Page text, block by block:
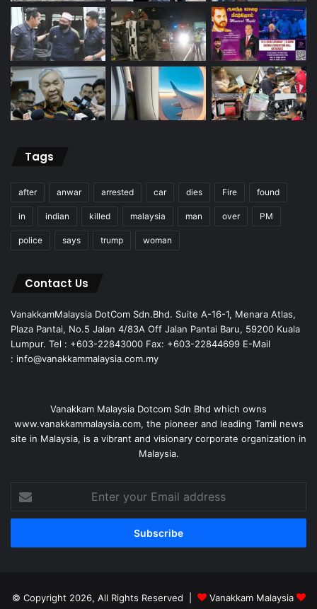
Tags
after anwar arrested car dies Fire found
in indian killed malaysia man over PM
police says trump woman
Contact Us
VanakkamMalaysia DotCom Sdn.Bhd. Suite A-16-1, Menara Atlas,
Plaza Pantai, No.5 Jalan 4/83A Off Jalan Pantai Baru, 59200 Kuala
Lumpur. Tel : +603-22843000 Fax: +603-22844699 E-Mail
: info@vanakkammalaysia.com.my
Vanakkam Malaysia Dotcom Sdn Bhd which owns
www.vanakkammalaysia.com, the pioneer and leading Tamil news
site in Malaysia, is a vibrant and visionary corporate organization in
Malaysia.
your
Email
© Copyright 2026, All Rights Reserved | Vanakkam Malaysia